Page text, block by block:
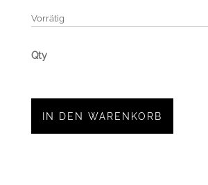
Vorrätig
IN DEN WARENKORB